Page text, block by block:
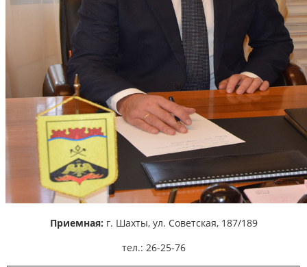
Приемная: г. Шахты, ул. Советская, 187/189
тел.: 26-25-76